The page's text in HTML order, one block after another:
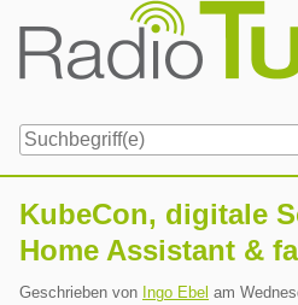
content
KubeCon, digitale
Home Assistant &
Geschrieben von Ingo Ebel am